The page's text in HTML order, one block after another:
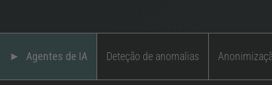
Agentes de IA Deteção de anomalias